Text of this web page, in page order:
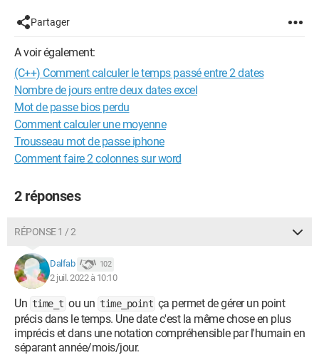
Partager
A voir également:
(C++) Comment calculer le temps passé entre 2 dates
Nombre de jours entre deux dates excel
Mot de passe bios perdu
Comment calculer une moyenne
Trousseau mot de passe iphone
Comment faire 2 colonnes sur word
2 réponses
RÉPONSE 1 / 2
Dalfab 102
2 juil. 2022 à 10:10
Un time_t ou un time_point ça permet de gérer un point
précis dans le temps. Une date c'est la même chose en plus
imprécis et dans une notation compréhensible par l'humain en
séparant année/mois/jour.